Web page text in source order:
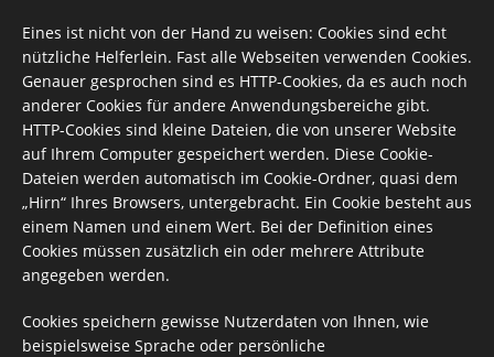
Eines ist nicht von der Hand zu weisen: Cookies sind echt
nützliche Helferlein. Fast alle Webseiten verwenden Cookies.
Genauer gesprochen sind es HTTP-Cookies, da es auch noch
anderer Cookies für andere Anwendungsbereiche gibt.
HTTP-Cookies sind kleine Dateien, die von unserer Website
auf Ihrem Computer gespeichert werden. Diese Cookie-
Dateien werden automatisch im Cookie-Ordner, quasi dem
„Hirn“ Ihres Browsers, untergebracht. Ein Cookie besteht aus
einem Namen und einem Wert. Bei der Definition eines
Cookies müssen zusätzlich ein oder mehrere Attribute
angegeben werden.
Cookies speichern gewisse Nutzerdaten von Ihnen, wie
beispielsweise Sprache oder persönliche